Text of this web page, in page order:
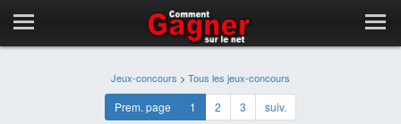
Jeux-concours > Tous les jeux-concours
Prem. page 1 2 3 suiv.